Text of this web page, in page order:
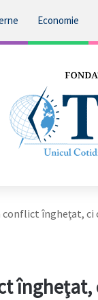
Economie
conflict îngheţat,